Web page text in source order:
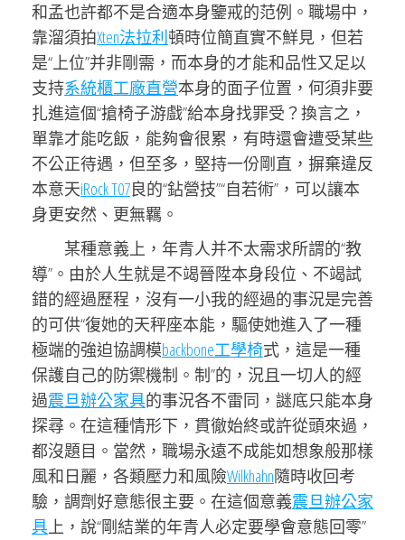
和孟也許都不是合適本身鑒戒的范例。職場中，
靠溜須拍Xten法拉利頓時位簡直實不鮮見，但若
是“上位”并非剛需，而本身的才能和品性又足以
支持系統櫃工廠直營本身的面子位置，何須非要
扎進這個“搶椅子游戲”給本身找罪受？換言之，
單靠才能吃飯，能夠會很累，有時還會遭受某些
不公正待遇，但至多，堅持一份剛直，摒棄違反
本意天iRock T07良的“鉆營技”“自若術”，可以讓本
身更安然、更無羈。
某種意義上，年青人并不太需求所謂的“教
導”。由於人生就是不竭晉陞本身段位、不竭試
錯的經過歷程，沒有一小我的經過的事況是完善
的可供“復她的天秤座本能，驅使她進入了一種
極端的強迫協調模backbone工學椅式，這是一種
保護自己的防禦機制。制”的，況且一切人的經
過震旦辦公家具的事況各不雷同，謎底只能本身
探尋。在這種情形下，貫徹始終或許從頭來過，
都沒題目。當然，職場永遠不成能如想象般那樣
風和日麗，各類壓力和風險Wilkhahn隨時收回考
驗，調劑好意態很主要。在這個意義震旦辦公家
具上，說“剛結業的年青人必定要學會意態回零”